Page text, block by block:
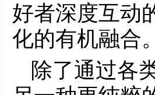
好者深度互动
化的有机融合。
除了通过各